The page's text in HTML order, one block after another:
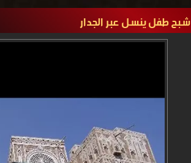
شبح طفل ينسل عبر الجدار